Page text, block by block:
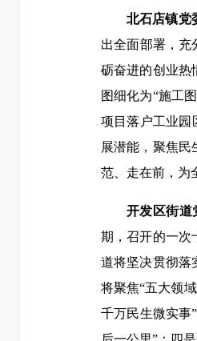
北石店镇党
出全面部署，充
砺奋进的创业热
图细化为“施工
项目落户工业园
展潜能，聚焦民
范、走在前，为
开发区街道
期，召开的一次
道将坚决贯彻落
将聚焦“五大领
千万民生微实事